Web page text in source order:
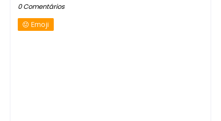
0 Comentários
Emoji